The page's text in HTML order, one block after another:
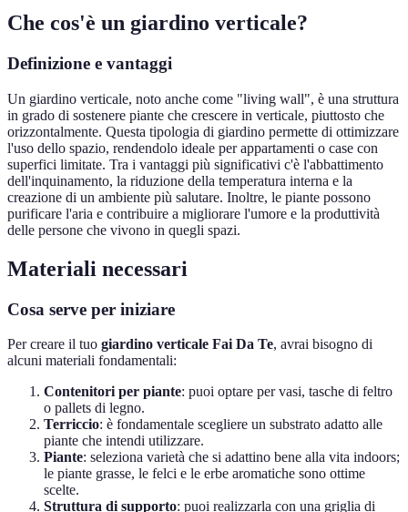
Che cos'è un giardino verticale?
Definizione e vantaggi
Un giardino verticale, noto anche come "living wall", è una struttura
in grado di sostenere piante che crescere in verticale, piuttosto che
orizzontalmente. Questa tipologia di giardino permette di ottimizzare
l'uso dello spazio, rendendolo ideale per appartamenti o case con
superfici limitate. Tra i vantaggi più significativi c'è l'abbattimento
dell'inquinamento, la riduzione della temperatura interna e la
creazione di un ambiente più salutare. Inoltre, le piante possono
purificare l'aria e contribuire a migliorare l'umore e la produttività
delle persone che vivono in quegli spazi.
Materiali necessari
Cosa serve per iniziare
Per creare il tuo giardino verticale Fai Da Te, avrai bisogno di
alcuni materiali fondamentali:
Contenitori per piante: puoi optare per vasi, tasche di feltro
o pallets di legno.
Terriccio: è fondamentale scegliere un substrato adatto alle
piante che intendi utilizzare.
Piante: seleziona varietà che si adattino bene alla vita indoors;
le piante grasse, le felci e le erbe aromatiche sono ottime
scelte.
Struttura di supporto: puoi realizzarla con una griglia di